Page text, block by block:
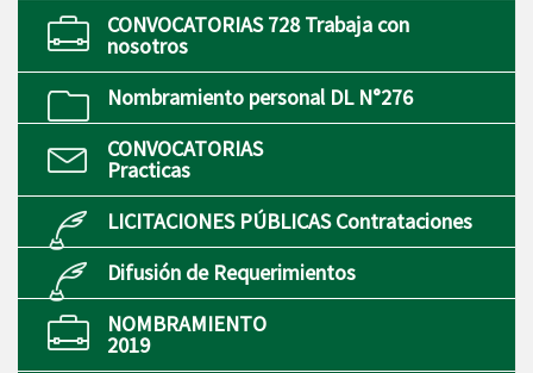
CONVOCATORIAS 728 Trabaja con
nosotros
Nombramiento personal DL N°276
CONVOCATORIAS
Practicas
LICITACIONES PÚBLICAS Contrataciones
Difusión de Requerimientos
NOMBRAMIENTO
2019